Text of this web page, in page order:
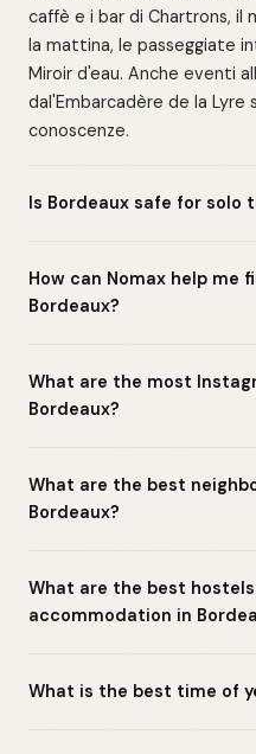
caffè e i bar di Chartrons, il
la mattina, le passeggiate
Miroir d'eau. Anche eventi
dal'Embarcadère de la
conoscenze.
Is Bordeaux safe for solo
How can Nomax help me
Bordeaux?
What are the most
Bordeaux?
What are the best
Bordeaux?
What are the best
accommodation in
What is the best time of